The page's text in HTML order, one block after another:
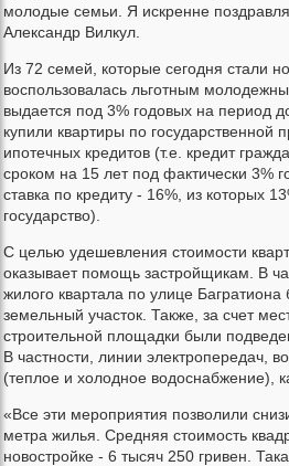
молодые семьи. Я искренне
Александр Вилкул.
Из 72 семей, которые сегодня стали
воспользовалась льготным
выдается под 3% годовых на период
купили квартиры по государственной
ипотечных кредитов (т.е. кредит
сроком на 15 лет под фактически 3%
ставка по кредиту - 16%, из которых
государство).
С целью удешевления стоимости
оказывает помощь застройщикам. В
жилого квартала по улице
земельный участок. Также, за счет
строительной площадки были
В частности, линии электропередач,
(теплое и холодное водоснабжение),
«Все эти мероприятия позволили
метра жилья. Средняя стоимость
новостройке - 6 тысяч 250 гривен.